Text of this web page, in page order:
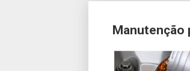
Manutenção
navigation